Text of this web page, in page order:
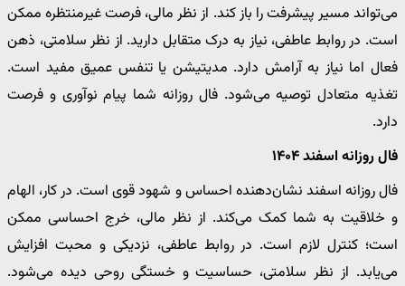
می‌تواند مسیر پیشرفت را باز کند. از نظر مالی، فرصت غیرمنتظره ممکن
است. در روابط عاطفی، نیاز به درک متقابل دارید. از نظر سلامتی، ذهن
فعال اما نیاز به آرامش دارد. مدیتیشن یا تنفس عمیق مفید است.
تغذیه متعادل توصیه می‌شود. فال روزانه شما پیام نوآوری و فرصت
دارد.
فال روزانه اسفند ۱۴۰۴
فال روزانه اسفند نشان‌دهنده احساس و شهود قوی است. در کار، الهام
و خلاقیت به شما کمک می‌کند. از نظر مالی، خرج احساسی ممکن
است؛ کنترل لازم است. در روابط عاطفی، نزدیکی و محبت افزایش
می‌یابد. از نظر سلامتی، حساسیت و خستگی روحی دیده می‌شود.